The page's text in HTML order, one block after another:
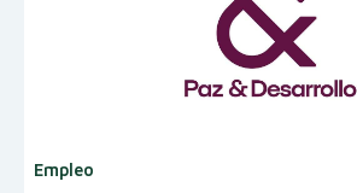
Empleo